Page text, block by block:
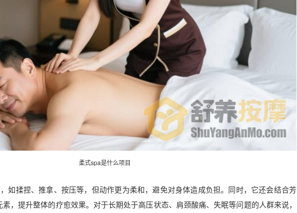
柔式spa是什么项目
如揉捏、推拿、按压等，但动作更为柔和，避免对身体造成负担。同时，它还会结合芳
，提升整体的疗愈效果。对于长期处于高压状态、肩颈酸痛、失眠等问题的人群来说，